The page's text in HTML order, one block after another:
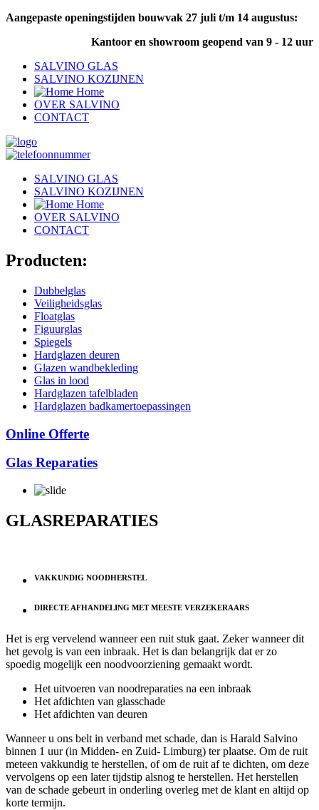
Aangepaste openingstijden bouwvak 27 juli t/m 14 augustus:
Kantoor en showroom geopend van 9 - 12 uur
SALVINO GLAS
SALVINO KOZIJNEN
Home
OVER SALVINO
CONTACT
SALVINO GLAS
SALVINO KOZIJNEN
Home
OVER SALVINO
CONTACT
Producten:
Dubbelglas
Veiligheidsglas
Floatglas
Figuurglas
Spiegels
Hardglazen deuren
Glazen wandbekleding
Glas in lood
Hardglazen tafelbladen
Hardglazen badkamertoepassingen
Online Offerte
Glas Reparaties
GLASREPARATIES
VAKKUNDIG NOODHERSTEL
DIRECTE AFHANDELING MET MEESTE VERZEKERAARS
Het is erg vervelend wanneer een ruit stuk gaat. Zeker wanneer dit
het gevolg is van een inbraak. Het is dan belangrijk dat er zo
spoedig mogelijk een noodvoorziening gemaakt wordt.
Het uitvoeren van noodreparaties na een inbraak
Het afdichten van glasschade
Het afdichten van deuren
Wanneer u ons belt in verband met schade, dan is Harald Salvino
binnen 1 uur (in Midden- en Zuid- Limburg) ter plaatse. Om de ruit
meteen vakkundig te herstellen, of om de ruit af te dichten, om deze
vervolgens op een later tijdstip alsnog te herstellen. Het herstellen
van de schade gebeurt in onderling overleg met de klant en altijd op
korte termijn.